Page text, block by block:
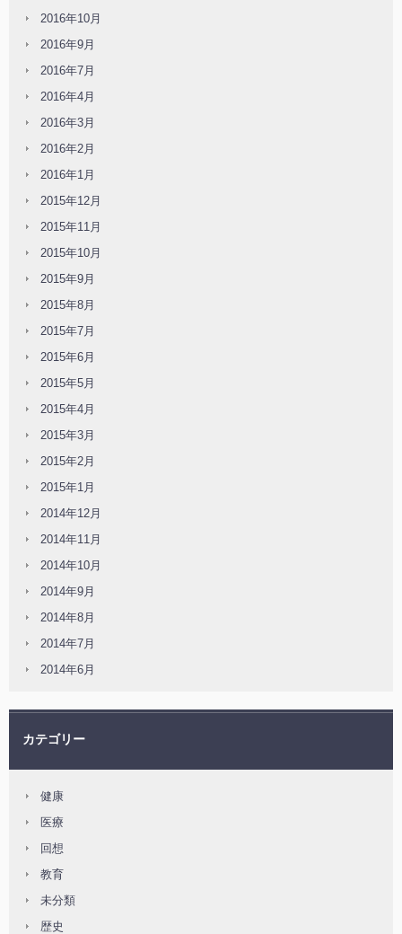
2016年10月
2016年9月
2016年7月
2016年4月
2016年3月
2016年2月
2016年1月
2015年12月
2015年11月
2015年10月
2015年9月
2015年8月
2015年7月
2015年6月
2015年5月
2015年4月
2015年3月
2015年2月
2015年1月
2014年12月
2014年11月
2014年10月
2014年9月
2014年8月
2014年7月
2014年6月
カテゴリー
健康
医療
回想
教育
未分類
歴史